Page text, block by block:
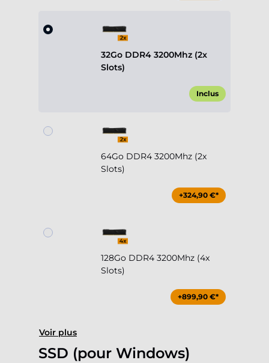
32Go DDR4 3200Mhz (2x
Slots)
Inclus
64Go DDR4 3200Mhz (2x
Slots)
+324,90 €*
128Go DDR4 3200Mhz (4x
Slots)
+899,90 €*
Voir plus
SSD (pour Windows)